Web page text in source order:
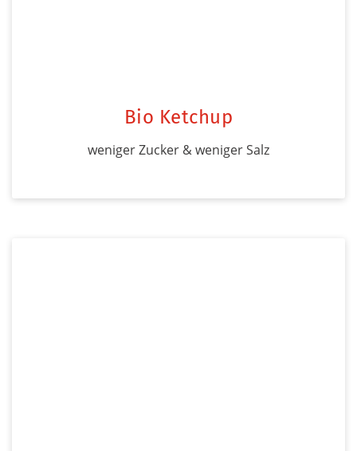
Bio Ketchup
weniger Zucker & weniger Salz